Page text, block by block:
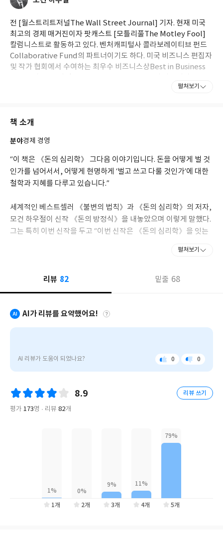
전 [월스트리트저널The Wall Street Journal] 기자. 현재 미국
최고의 경제 매거진이자 팟캐스트 [모틀리풀The Motley Fool]
칼럼니스트로 활동하고 있다. 벤처캐피털사 콜라보레이티브 펀드
Collaborative Fund의 파트너이기도 하다. 미국 비즈니스 편집자
및 작가 협회에서 수여하는 최우수 비즈니스상Best in Business
Sidney Award을 두 차례 수상했다. 비즈니스와 금융 분야의 가장
재정에 대한 다양한 글을 블로그와 트위터에 올렸고, 이에 수많은
열성팬을 거느리고 있다. ‘소설가의 기술을 가진 금융 작가’ ‘어려운
이야기를 동화처럼 들려주는 투자 멘토’ 등의 찬사를 받으며 돈과 투
자에 대한 편향을 일깨우고 있다. 특히 2018년 그가 블로그에 올린
보고서 ‘돈의 심리학’은 100만 명이 넘는 사람들의 열띤 호응을 얻었
결함 중 가장 중요한 20가지를 골라 정리한 그 보고서는 큰 반향을
일으켰고, 이에 하우절은 관련 주제를 더욱 깊이 연구하고 확장시켜
한 권의 책으로 발전시켰다. 그렇게 탄생한 첫 책 《돈의 심리학》
자 분야 1위에 올라섰고, 출간 후 수개월이 지난 지금도 투자 분야
펼쳐보기
책 소개
분야경제 경영
“이 책은 《돈의 심리학》 그다음 이야기입니다. 돈을 어떻게 벌 것
인가를 넘어서서, 어떻게 현명하게 ‘벌고 쓰고 다룰 것인가’에 대한
철학과 지혜를 다루고 있습니다.”
세계적인 베스트셀러 《불변의 법칙》과 《돈의 심리학》의 저자,
모건 하우절이 신작 《돈의 방정식》을 내놓았으며 이렇게 말했다.
그는 특히 이번 신작을 두고 “이번 신작은 《돈의 심리학》을 잇는
모건 하우절은 ‘부=가진 것-원하는 것’이라고 정의했다. ‘돈의 방정
이것을 어떻게 다루는가에 따라 삶의 자유와 독립이 결정된다.
라운 조언을 남겼는가? 세계일주 요트경주 결승점 앞에서 우승 후
서히 몰락해간 과정, 수백억 연봉을 받는 미 농구선수들이 사치를
하지 않는데도 파산하는 진짜 이유 등, 돈을 잘 다루는 능력이 엑셀
이 아닌 자기 인식에 달려 있음을, 순간적 행복이 아닌 지속적 만족
하우절의 남다른 철학을 마주할 수 있다.
펼쳐보기
리뷰 82 밑줄 68
AI가 리뷰를 요약했어요!
방
제
적
AI 리뷰가 도움이 되었나요?
좋
아
0
아
쉬
요
0
8.9
평가 173명 리뷰 82개
리뷰 쓰기
1개 2개 3개 4개 5개